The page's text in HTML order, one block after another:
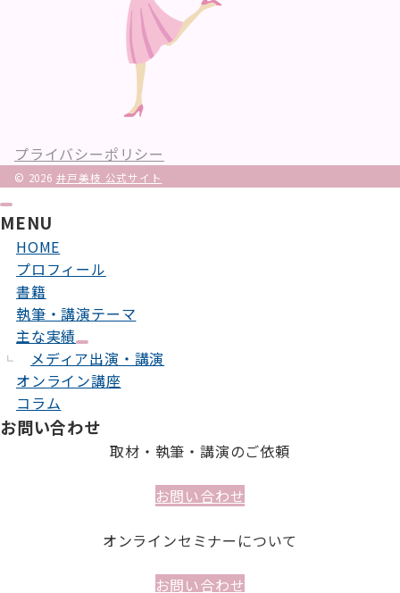
プライバシーポリシー
© 2026 井戸美枝 公式サイト
MENU
HOME
プロフィール
書籍
執筆・講演テーマ
主な実績
メディア出演・講演
オンライン講座
コラム
お問い合わせ
取材・執筆・講演のご依頼
お問い合わせ
オンラインセミナーについて
お問い合わせ